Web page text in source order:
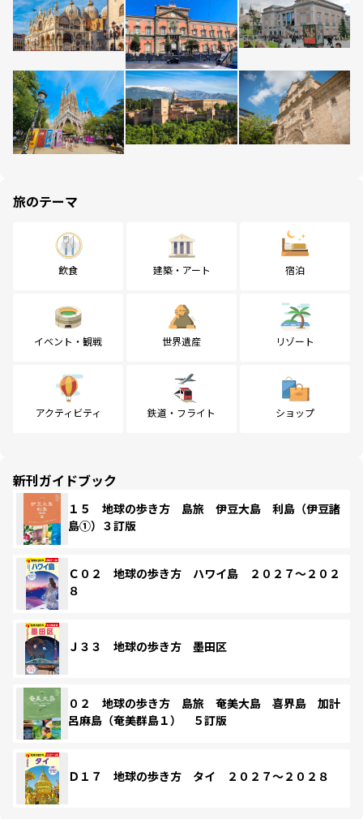
旅のテーマ
飲食 建築・アート 宿泊
イベント・観戦 世界遺産 リゾート
アクティビティ 鉄道・フライト ショップ
新刊ガイドブック
１５ 地球の歩き方 島旅 伊豆大島 利島（伊豆諸
島①）３訂版
Ｃ０２ 地球の歩き方 ハワイ島 ２０２７～２０２
８
Ｊ３３ 地球の歩き方 墨田区
０２ 地球の歩き方 島旅 奄美大島 喜界島 加計
呂麻島（奄美群島１） ５訂版
Ｄ１７ 地球の歩き方 タイ ２０２７～２０２８